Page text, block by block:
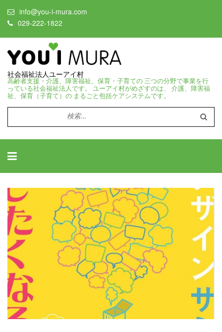
info@you-i-mura.com
029-222-1822
社会福祉法人ユーアイ村
高齢者支援・介護、障害福祉、保育・子育ての 三つの分野で事業を行
っている社会福祉法人です。 ユーアイ村がめざすのは、 介護、障害福
祉、保育（子育て）の まるごと包括ケアシステムです。
検
索: